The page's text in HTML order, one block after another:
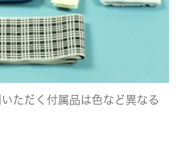
ただく付属品は色など異なる